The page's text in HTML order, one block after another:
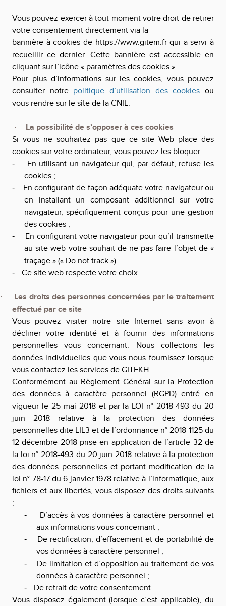
Vous pouvez exercer à tout moment votre droit de retirer
votre consentement directement via la
bannière à cookies de https://www.gitem.fr qui a servi à
recueillir ce dernier. Cette bannière est accessible en
cliquant sur l’icône « paramètres des cookies ».
Pour plus d’informations sur les cookies, vous pouvez
consulter notre politique d’utilisation descookies ou
vous rendre sur le site de la CNIL.
·
La possibilité de s’opposer à ces cookies
Si vous ne souhaitez pas que ce site Web place des
cookies sur votre ordinateur, vous pouvez les bloquer :
-
En utilisant un navigateur qui, par défaut, refuse les
cookies ;
-
En configurant de façon adéquate votre navigateur ou
en installant un composant additionnel sur votre
navigateur, spécifiquement conçus pour une gestion
des cookies ;
-
En configurant votre navigateur pour qu’il transmette
au site web votre souhait de ne pas faire l’objet de «
traçage » (« Do not track »).
- Ce site web respecte votre choix.
·
Les droits des personnes concernées par le traitement
effectué par ce site
Vous pouvez visiter notre site Internet sans avoir à
décliner votre identité et à fournir des informations
personnelles vous concernant. Nous collectons les
données individuelles que vous nous fournissez lorsque
vous contactez les services de GITEKH.
Conformément au Règlement Général sur la Protection
des données à caractère personnel (RGPD) entré en
vigueur le 25 mai 2018 et par la LOI n° 2018-493 du 20
juin 2018 relative à la protection des données
personnelles dite LIL3 et de l’ordonnance n° 2018-1125 du
12 décembre 2018 prise en application de l’article 32 de
la loi n° 2018-493 du 20 juin 2018 relative à la protection
des données personnelles et portant modification de la
loi n° 78-17 du 6 janvier 1978 relative à l’informatique, aux
fichiers et aux libertés, vous disposez des droits suivants
:
-
D’accès à vos données à caractère personnel et
aux informations vous concernant ;
-
De rectification, d’effacement et de portabilité de
vos données à caractère personnel ;
-
De limitation et d’opposition au traitement de vos
données à caractère personnel ;
-
De retrait de votre consentement.
Vous disposez également (lorsque c’est applicable), du